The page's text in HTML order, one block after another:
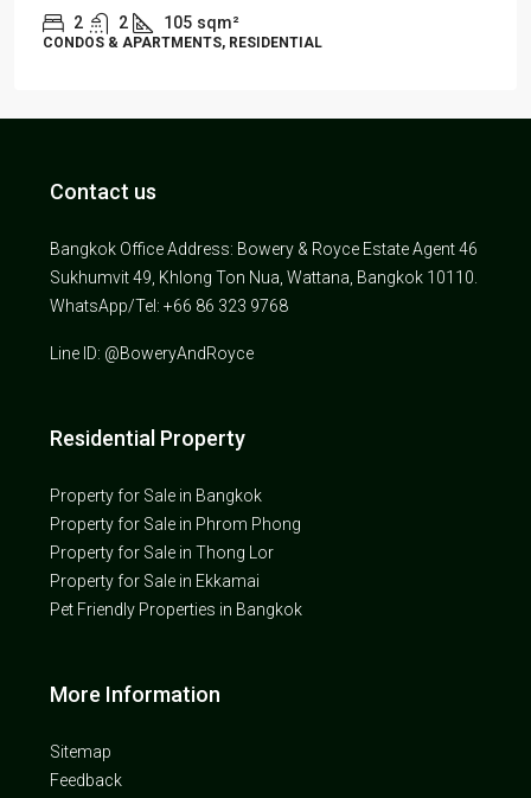
2 2 105 sqm²
CONDOS & APARTMENTS, RESIDENTIAL
Contact us
Bangkok Office Address: Bowery & Royce Estate Agent 46
Sukhumvit 49, Khlong Ton Nua, Wattana, Bangkok 10110.
WhatsApp/Tel: +66 86 323 9768
Line ID: @BoweryAndRoyce
Residential Property
Property for Sale in Bangkok
Property for Sale in Phrom Phong
Property for Sale in Thong Lor
Property for Sale in Ekkamai
Pet Friendly Properties in Bangkok
More Information
Sitemap
Feedback